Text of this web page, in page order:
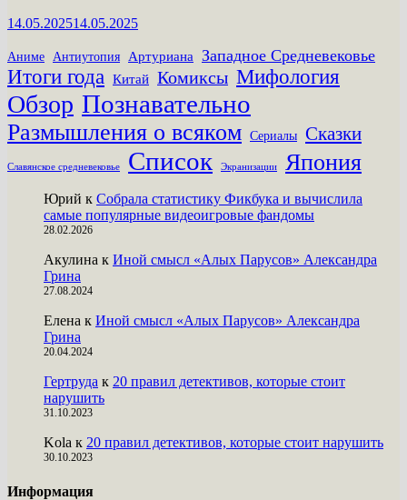
14.05.202514.05.2025
Аниме Антиутопия Артуриана Западное Средневековье
Итоги года Китай Комиксы Мифология
Обзор Познавательно
Размышления о всяком Сериалы Сказки
Славянское средневековье Список Экранизации Япония
Юрий к Собрала статистику Фикбука и вычислила
самые популярные видеоигровые фандомы
28.02.2026
Акулина к Иной смысл «Алых Парусов» Александра
Грина
27.08.2024
Елена к Иной смысл «Алых Парусов» Александра
Грина
20.04.2024
Гертруда к 20 правил детективов, которые стоит
нарушить
31.10.2023
Kola к 20 правил детективов, которые стоит нарушить
30.10.2023
Информация